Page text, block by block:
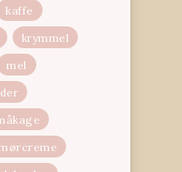
kaffe
krymmel
mel